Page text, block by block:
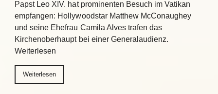
Papst Leo XIV. hat prominenten Besuch im Vatikan
empfangen: Hollywoodstar Matthew McConaughey
und seine Ehefrau Camila Alves trafen das
Kirchenoberhaupt bei einer Generalaudienz.
Weiterlesen
Weiterlesen